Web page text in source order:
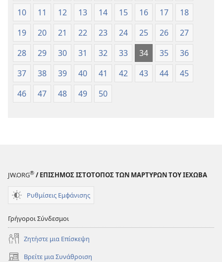
10
11 12 13 14 15 16 17
18
19
20 21 22 23 24 25 26
27
28
29 30 31 32 33 34 35
36
37
38 39 40 41 42 43 44
45
46
47 48 49 50
JW.ORG® / ΕΠΙΣΗΜΟΣ ΙΣΤΟΤΟΠΟΣ ΤΩΝ ΜΑΡΤΥΡΩΝ ΤΟΥ ΙΕΧΩΒΑ
Ρυθμίσεις Εμφάνισης
Γρήγοροι Σύνδεσμοι
Ζητήστε μια Επίσκεψη
Βρείτε μια Συνάθροιση